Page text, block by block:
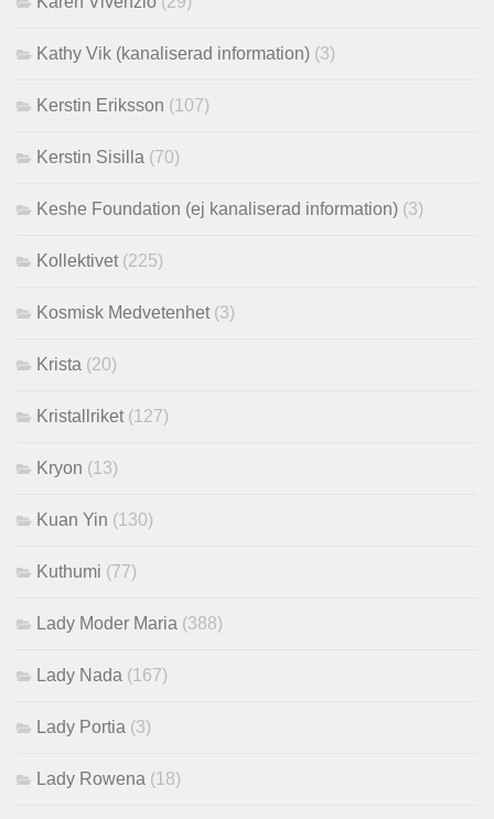
Kathy Vik (kanaliserad information) (3)
Kerstin Eriksson (107)
Kerstin Sisilla (70)
Keshe Foundation (ej kanaliserad information) (3)
Kollektivet (225)
Kosmisk Medvetenhet (3)
Krista (20)
Kristallriket (127)
Kryon (13)
Kuan Yin (130)
Kuthumi (77)
Lady Moder Maria (388)
Lady Nada (167)
Lady Portia (3)
Lady Rowena (18)